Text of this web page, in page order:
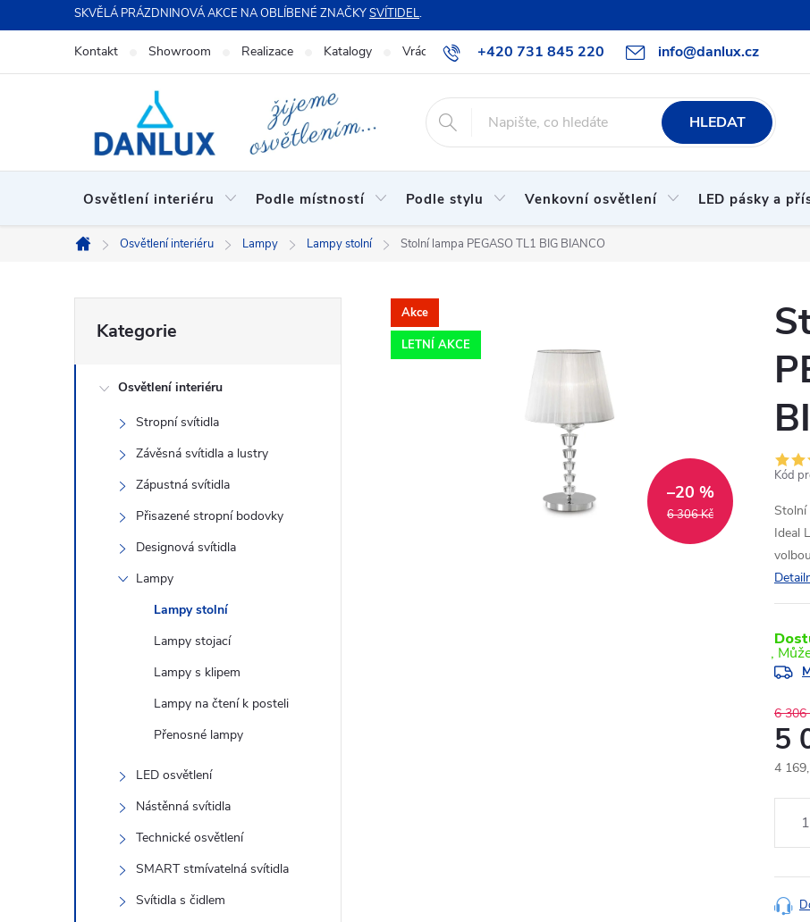
na
SKVĚLÁ PRÁZDNINOVÁ AKCE NA OBLÍBENÉ ZNAČKYSVÍTIDEL.
+420 731 845 220 info@danlux.cz
Kontakt Showroom Realizace Katalogy Vrácení zboží a reklamace O nás B2B spolupráce
HLEDAT
Osvětlení interiéru Podle místností Podle stylu Venkovní osvětlení LED pásky a
Domů
Osvětlení interiéru Lampy Lampy stolní Stolní lampa PEGASO TL1 BIG BIANCO
o
kategorie
Kategorie
Osvětlení interiéru
Stropní svítidla
Závěsná svítidla a lustry
Zápustná svítidla
Přisazené stropní bodovky
Designová svítidla
Lampy
Lampy stolní
Lampy stojací
Lampy s klipem
Lampy na čtení k posteli
Přenosné lampy
LED osvětlení
Nástěnná svítidla
Technické osvětlení
SMART stmívatelná svítidla
Svítidla s čidlem
Akce
LETNÍ AKCE
6 306 Kč
–20 %
Kód
Stolní
Ideal
6 306
5
4